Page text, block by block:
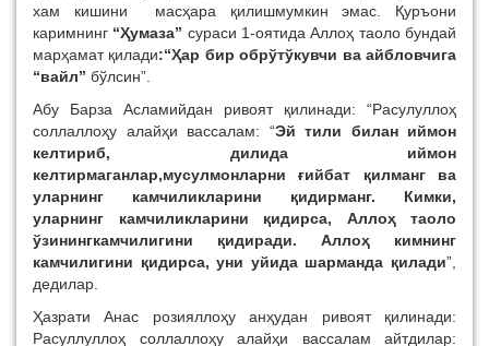
хам кишини масҳара қилишмумкин эмас. Қуръони
каримнинг “Ҳумаза” сураси 1-оятида Аллоҳ таоло бундай
марҳамат қилади:“Ҳар бир обрўтўкувчи ва айбловчига
“вайл” бўлсин”.
Абу Барза Асламийдан ривоят қилинади: “Расулуллоҳ
соллаллоҳу алайҳи вассалам: “Эй тили билан иймон
келтириб, дилида иймон
келтирмаганлар,мусулмонларни ғийбат қилманг ва
уларнинг камчиликларини қидирманг. Кимки,
уларнинг камчиликларини қидирса, Аллоҳ таоло
ўзинингкамчилигини қидиради. Аллоҳ кимнинг
камчилигини қидирса, уни уйида шарманда қилади”,
дедилар.
Ҳазрати Анас розияллоҳу анҳудан ривоят қилинади:
Расуллуллоҳ соллаллоҳу алайҳи вассалам айтдилар: